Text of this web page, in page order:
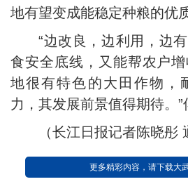
地有望变成能稳定种粮的优
“边改良，边利用，边
食安全底线，又能帮农户
地很有特色的大田作物，
力，其发展前景值得期待。”
（长江日报记者陈晓彤
更多精彩内容，请下载大